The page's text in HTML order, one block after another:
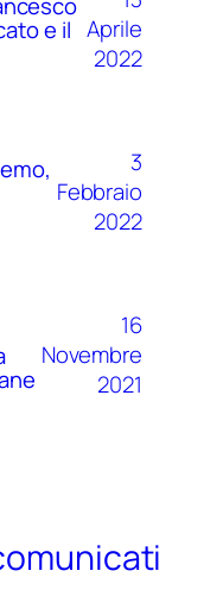
e il Aprile
2022
3
Febbraio
2022
16
Novembre
2021